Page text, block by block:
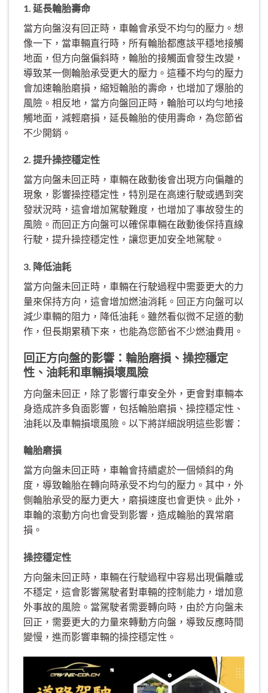
1. 延長輪胎壽命
當方向盤沒有回正時，車輪會承受不均勻的壓力。想
像一下，當車輛直行時，所有輪胎都應該平穩地接觸
地面，但方向盤偏斜時，輪胎的接觸面會發生改變，
導致某一側輪胎承受更大的壓力。這種不均勻的壓力
會加速輪胎磨損，縮短輪胎的壽命，也增加了爆胎的
風險。相反地，當方向盤回正時，輪胎可以均勻地接
觸地面，減輕磨損，延長輪胎的使用壽命，為您節省
不少開銷。
2. 提升操控穩定性
當方向盤未回正時，車輛在啟動後會出現方向偏離的
現象，影響操控穩定性，特別是在高速行駛或遇到突
發狀況時，這會增加駕駛難度，也增加了事故發生的
風險。而回正方向盤可以確保車輛在啟動後保持直線
行駛，提升操控穩定性，讓您更加安全地駕駛。
3. 降低油耗
當方向盤未回正時，車輛在行駛過程中需要更大的力
量來保持方向，這會增加燃油消耗。回正方向盤可以
減少車輛的阻力，降低油耗。雖然看似微不足道的動
作，但長期累積下來，也能為您節省不少燃油費用。
回正方向盤的影響：輪胎磨損、操控穩定
性、油耗和車輛損壞風險
方向盤未回正，除了影響行車安全外，更會對車輛本
身造成許多負面影響，包括輪胎磨損、操控穩定性、
油耗以及車輛損壞風險。以下將詳細說明這些影響：
輪胎磨損
當方向盤未回正時，車輪會持續處於一個傾斜的角
度，導致輪胎在轉向時承受不均勻的壓力。其中，外
側輪胎承受的壓力更大，磨損速度也會更快。此外，
車輪的滾動方向也會受到影響，造成輪胎的異常磨
損。
操控穩定性
方向盤未回正時，車輛在行駛過程中容易出現偏離或
不穩定，這會影響駕駛者對車輛的控制能力，增加意
外事故的風險。當駕駛者需要轉向時，由於方向盤未
回正，需要更大的力量來轉動方向盤，導致反應時間
變慢，進而影響車輛的操控穩定性。